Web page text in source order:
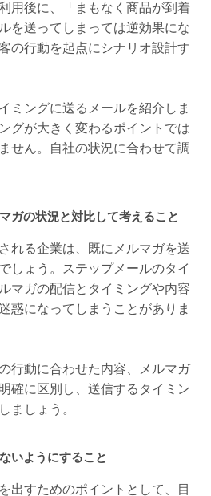
用後に、「まもなく商品が到着
を送ってしまっては逆効果にな
の行動を起点にシナリオ設計す
ミングに送るメールを紹介しま
グが大きく変わるポイントでは
せん。自社の状況に合わせて調
ガの状況と対比して考えること
れる企業は、既にメルマガを送
しょう。ステップメールのタイ
マガの配信とタイミングや内容
惑になってしまうことがありま
行動に合わせた内容、メルマガ
確に区別し、送信するタイミン
ましょう。
いようにすること
出すためのポイントとして、目